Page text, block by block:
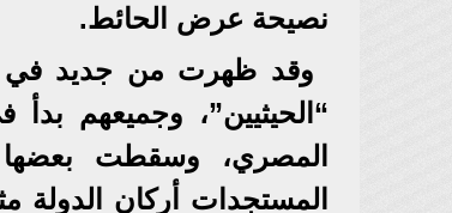
نصيحة عرض الحائط.
وقد ظهرت من جديد في
“الحيثيين”، وجميعهم
المصري، وسقطت
المستجدات أركان الدولة